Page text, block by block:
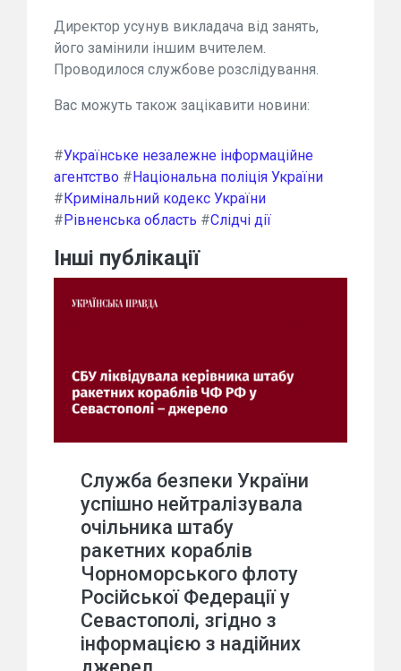
Директор усунув викладача від занять,
його замінили іншим вчителем.
Проводилося службове розслідування.
Вас можуть також зацікавити новини:
#Українське незалежне інформаційне
агентство #Національна поліція України
#Кримінальний кодекс України
#Рівненська область #Слідчі дії
Інші публікації
Служба безпеки України
успішно нейтралізувала
очільника штабу
ракетних кораблів
Чорноморського флоту
Російської Федерації у
Севастополі, згідно з
інформацією з надійних